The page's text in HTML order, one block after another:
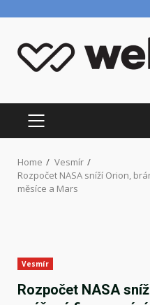
content
PRIMARY
MENU
Home
Vesmír
Rozpočet NASA sníží Orion,
měsíce a Mars
Vesmír
Rozpočet NASA